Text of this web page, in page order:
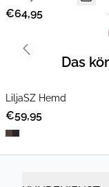
€64,95
Das
NEUHEIT
LiljaSZ Hemd
€59,95
Previous slide